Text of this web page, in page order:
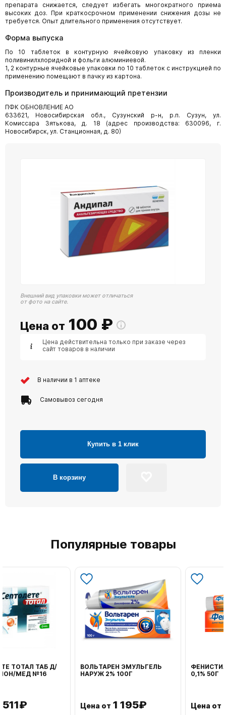
препарата снижается, следует избегать многократного приема
высоких доз. При краткосрочном применении снижения дозы не
требуется. Опыт длительного применения отсутствует.
Форма выпуска
По 10 таблеток в контурную ячейковую упаковку из пленки
поливинилхлоридной и фольги алюминиевой.
1, 2 контурные ячейковые упаковки по 10 таблеток с инструкцией по
применению помещают в пачку из картона.
Производитель и принимающий претензии
ПФК ОБНОВЛЕНИЕ АО
633621, Новосибирская обл., Сузунский р-н, р.п. Сузун, ул.
Комиссара Зятькова, д. 18 (адрес производства: 630096, г.
Новосибирск, ул. Станционная, д. 80)
Внешний вид упаковки может отличаться
от фото на сайте.
Цена от 100 ₽
Цена действительна только при заказе через
сайт товаров в наличии
В наличии в 1 аптеке
Самовывоз сегодня
Купить в 1 клик
В корзину
Популярные товары
ВОЛЬТАРЕН ЭМУЛЬГЕЛЬ
НАРУЖ 2% 100Г
Цена от
ФЕНИСТИЛ ГЕЛЬ НАРУЖ
0,1% 50Г
Цена от